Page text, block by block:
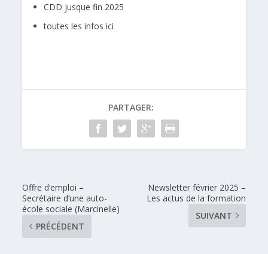
CDD jusque fin 2025
toutes les infos ici
PARTAGER:
Offre d’emploi –
Secrétaire d’une auto-
école sociale (Marcinelle)
PRÉCÉDENT
Newsletter février 2025 –
Les actus de la formation
SUIVANT